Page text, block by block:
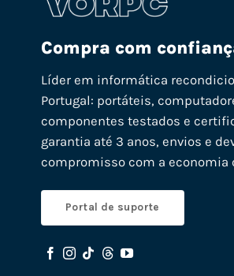
Compra com
Líder em informática
Portugal: portáteis,
componentes testados e
garantia até 3 anos, envios e
compromisso com a economia
Portal de suporte